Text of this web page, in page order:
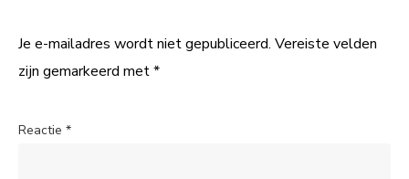
Je e-mailadres wordt niet gepubliceerd. Vereiste velden
zijn gemarkeerd met*
Reactie *